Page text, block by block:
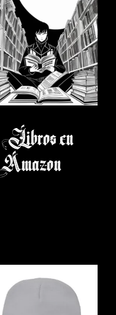
Libros en
Amazon